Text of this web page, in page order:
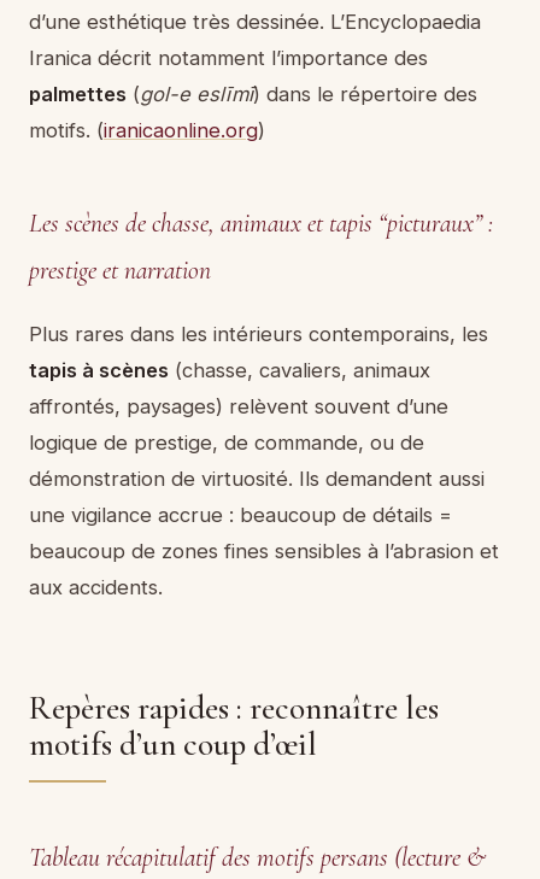
d’une esthétique très dessinée. L’Encyclopaedia
Iranica décrit notamment l’importance des
palmettes (gol-e eslīmī) dans le répertoire des
motifs. (iranicaonline.org)
Les scènes de chasse, animaux et tapis “picturaux” :
prestige et narration
Plus rares dans les intérieurs contemporains, les
tapis à scènes (chasse, cavaliers, animaux
affrontés, paysages) relèvent souvent d’une
logique de prestige, de commande, ou de
démonstration de virtuosité. Ils demandent aussi
une vigilance accrue : beaucoup de détails =
beaucoup de zones fines sensibles à l’abrasion et
aux accidents.
Repères rapides : reconnaître les
motifs d’un coup d’œil
Tableau récapitulatif des motifs persans (lecture &